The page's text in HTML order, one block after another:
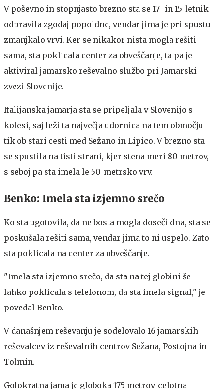
V poševno in stopnjasto brezno sta se 17- in 15-letnik
odpravila zgodaj popoldne, vendar jima je pri spustu
zmanjkalo vrvi. Ker se nikakor nista mogla rešiti
sama, sta poklicala center za obveščanje, ta pa je
aktiviral jamarsko reševalno službo pri Jamarski
zvezi Slovenije.
Italijanska jamarja sta se pripeljala v Slovenijo s
kolesi, saj leži ta največja udornica na tem območju
tik ob stari cesti med Sežano in Lipico. V brezno sta
se spustila na tisti strani, kjer stena meri 80 metrov,
s seboj pa sta imela le 50-metrsko vrv.
Benko: Imela sta izjemno srečo
Ko sta ugotovila, da ne bosta mogla doseči dna, sta se
poskušala rešiti sama, vendar jima to ni uspelo. Zato
sta poklicala na center za obveščanje.
"Imela sta izjemno srečo, da sta na tej globini še
lahko poklicala s telefonom, da sta imela signal," je
povedal Benko.
V današnjem reševanju je sodelovalo 16 jamarskih
reševalcev iz reševalnih centrov Sežana, Postojna in
Tolmin.
Golokratna jama je globoka 175 metrov, celotna